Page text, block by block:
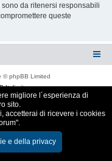
sono da ritenersi responsabili
queste
© phpBB Limited
Italia.it
migliore l´esperienza di
sito.
accetterai di ricevere i cookies
e della privacy